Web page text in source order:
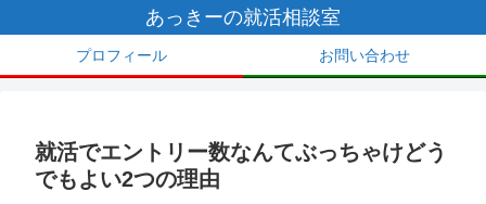
あっきーの就活相談室
プロフィール お問い合わせ
就活でエントリー数なんてぶっちゃけどう
でもよい2つの理由